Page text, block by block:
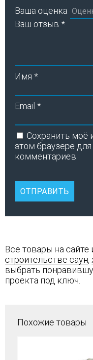
Ваша оценка
Ваш отзыв *
Имя *
Email *
Сохранить моё
этом браузере
комментариев.
Все товары на
строительстве саун,
выбрать
проекта под ключ.
Похожие товары